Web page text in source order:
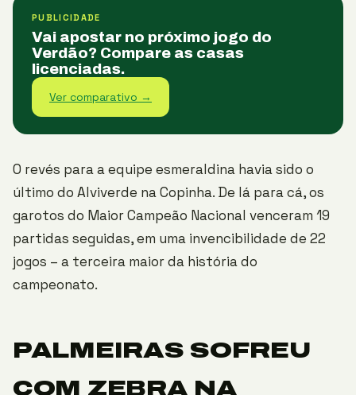
PUBLICIDADE
Vai apostar no próximo jogo do
Verdão? Compare as casas
licenciadas.
Ver comparativo →
O revés para a equipe esmeraldina havia sido o
último do Alviverde na Copinha. De lá para cá, os
garotos do Maior Campeão Nacional venceram 19
partidas seguidas, em uma invencibilidade de 22
jogos – a terceira maior da história do
campeonato.
PALMEIRAS SOFREU
COM ZEBRA NA